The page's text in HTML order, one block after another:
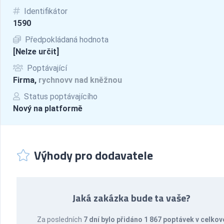
Identifikátor
1590
Předpokládaná hodnota
[Nelze určit]
Poptávající
Firma, rychnovv nad kněžnou
Status poptávajícího
Nový na platformě
Výhody pro dodavatele
Jaká zakázka bude ta vaše?
Za posledních 7 dní bylo přidáno 1 867 poptávek v